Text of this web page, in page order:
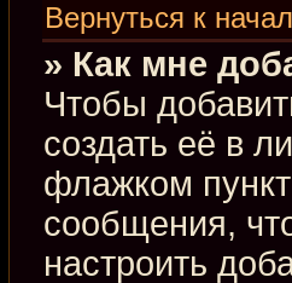
Вернуться к
» Как мне
Чтобы
создать её в
флажком пункт
сообщения,
настроить